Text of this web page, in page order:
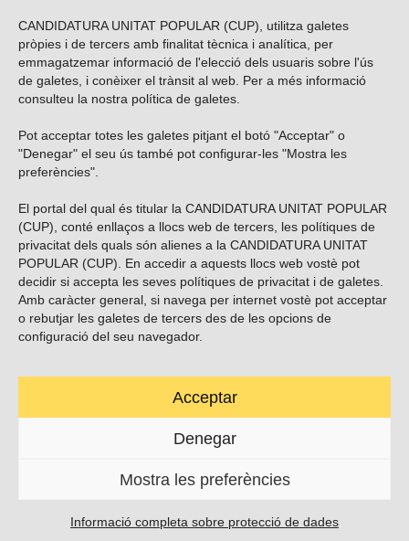
CANDIDATURA UNITAT POPULAR (CUP), utilitza galetes
pròpies i de tercers amb finalitat tècnica i analítica, per
emmagatzemar informació de l'elecció dels usuaris sobre l'ús
de galetes, i conèixer el trànsit al web. Per a més informació
consulteu la nostra política de galetes
Pot acceptar totes les galetes pitjant el botó "Acceptar" o
"Denegar" el seu ús també pot configurar-les "Mostra les
preferències".
El portal del qual és titular la CANDIDATURA UNITAT POPULAR
(CUP), conté enllaços a llocs web de tercers, les polítiques de
privacitat dels quals són alienes a la CANDIDATURA UNITAT
POPULAR (CUP). En accedir a aquests llocs web vostè pot
decidir si accepta les seves polítiques de privacitat i de galetes.
Amb caràcter general, si navega per internet vostè pot acceptar
o rebutjar les galetes de tercers des de les opcions de
configuració del seu navegador.
Acceptar
Denegar
Mostra les preferències
Informació completa sobre protecció de dades
Vols subscriure’t al nostre butlletí?
ENVIAR
Troba’ns a les xarxes socials
Carrer Casp 180 (baixos), Barcelona.
contacte@cup.cat